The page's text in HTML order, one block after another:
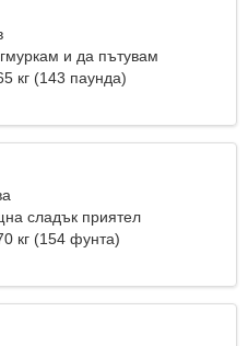
и да пътувам
кг (143 паунда)
сладък приятел
кг (154 фунта)